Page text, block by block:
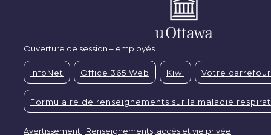
Ouverture de session – employés
InfoNet Office 365 Web Kiwi Votre carrefour
Formulaire de renseignements sur la maladie
Avertissement | Renseignements, accès et vie privée